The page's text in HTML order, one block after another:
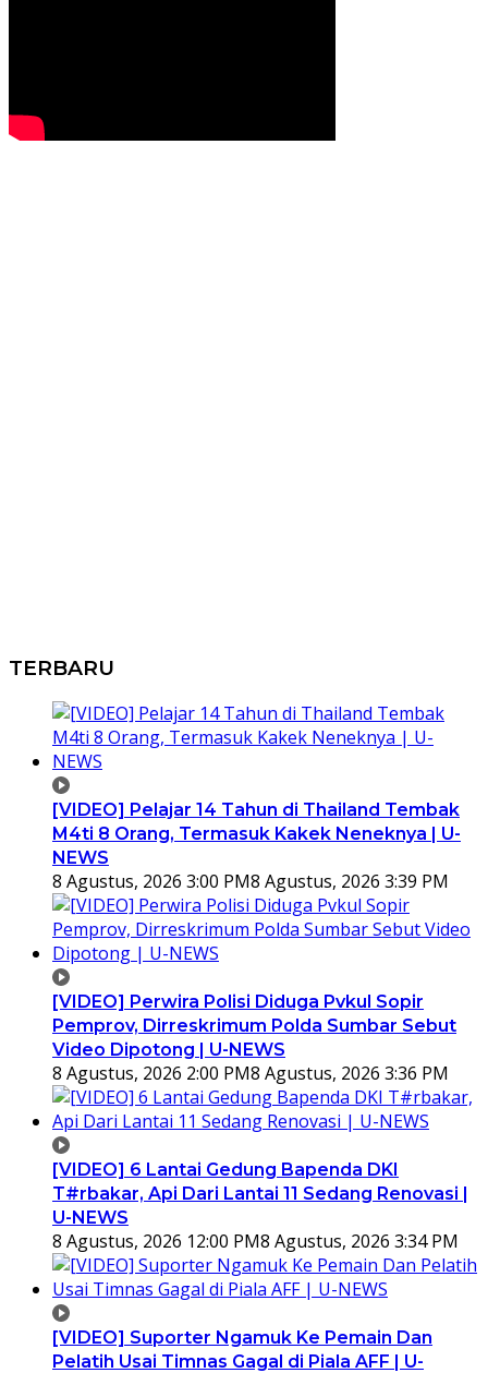
TERBARU
[VIDEO] Pelajar 14 Tahun di Thailand Tembak
M4ti 8 Orang, Termasuk Kakek Neneknya | U-
NEWS
8 Agustus, 2026 3:00 PM8 Agustus, 2026 3:39 PM
[VIDEO] Perwira Polisi Diduga Pvkul Sopir
Pemprov, Dirreskrimum Polda Sumbar Sebut
Video Dipotong | U-NEWS
8 Agustus, 2026 2:00 PM8 Agustus, 2026 3:36 PM
[VIDEO] 6 Lantai Gedung Bapenda DKI
T#rbakar, Api Dari Lantai 11 Sedang Renovasi |
U-NEWS
8 Agustus, 2026 12:00 PM8 Agustus, 2026 3:34 PM
[VIDEO] Suporter Ngamuk Ke Pemain Dan
Pelatih Usai Timnas Gagal di Piala AFF | U-